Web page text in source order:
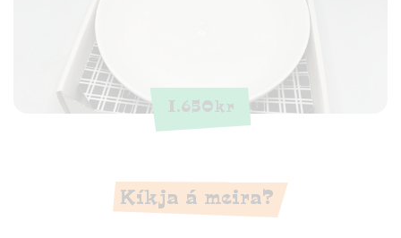
1.650kr
Kíkja á meira?